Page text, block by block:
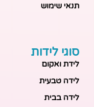
תנאי שימוש
סוגי לידות
לידת ואקום
לידה טבעית
לידה בבית